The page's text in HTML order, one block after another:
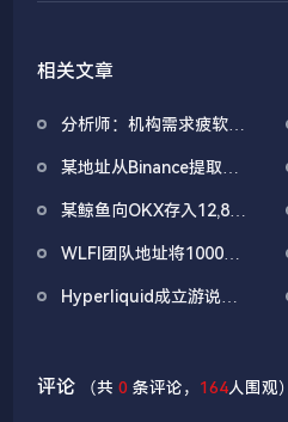
相关文章
分析师：机构需求疲软叠
市场面临双重抛压
某地址从Binance提取
722万美元
某鲸鱼向OKX存入12,840
WLFI团队地址将1000万
Hyperliquid成立游说组
评论 （共0 条评论， 164人围观）